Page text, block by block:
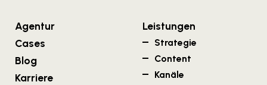
Agentur
Cases
Blog
Karriere
Leistungen
Strategie
Content
Kanäle